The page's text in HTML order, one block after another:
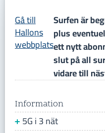
Gå till
Hallons
webbplats
Surfen är
plus
ett nytt
slut på all
vidare till
Information
5G i 3 nät